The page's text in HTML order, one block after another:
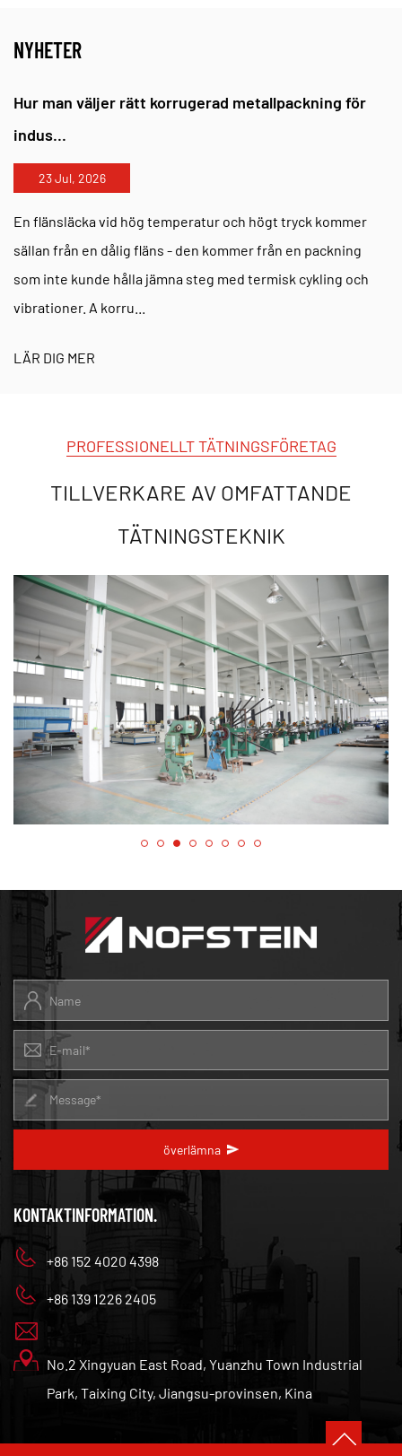
NYHETER
Hur man väljer rätt korrugerad metallpackning för
indus...
23 Jul, 2026
En flänsläcka vid hög temperatur och högt tryck kommer
sällan från en dålig fläns - den kommer från en packning
som inte kunde hålla jämna steg med termisk cykling och
vibrationer. A korru...
LÄR DIG MER
PROFESSIONELLT TÄTNINGSFÖRETAG
TILLVERKARE AV OMFATTANDE
TÄTNINGSTEKNIK
överlämna
KONTAKTINFORMATION.
+86 152 4020 4398
+86 139 1226 2405
No.2 Xingyuan East Road, Yuanzhu Town Industrial
Park, Taixing City, Jiangsu-provinsen, Kina